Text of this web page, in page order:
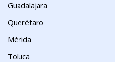
Guadalajara
Querétaro
Mérida
Toluca